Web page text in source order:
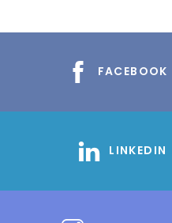
FACEBOOK
LINKEDIN